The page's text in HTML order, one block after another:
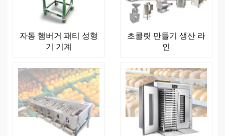
자동 햄버거 패티 성형
기 기계
초콜릿 만들기 생산 라
인